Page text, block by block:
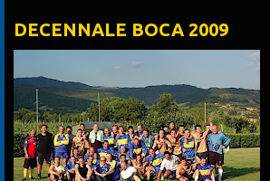
DECENNALE BOCA 2009